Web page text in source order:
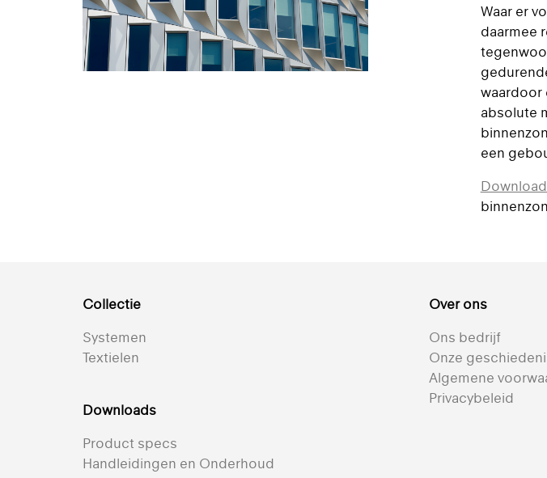
Waar er
daarmee
waardoor
absolute
een
Collectie
Systemen
Textielen
Downloads
Product specs
Handleidingen en Onderhoud
Over ons
Ons bedrijf
Onze
Algemene
Privacybeleid